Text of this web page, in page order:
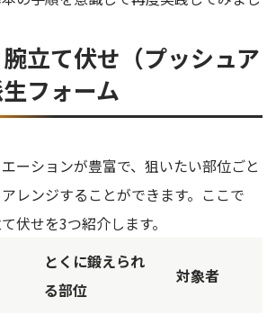
腕立て伏せ（プッシュア
フォーム
ーションが豊富で、狙いたい部位ごと
レンジすることができます。ここで
伏せを3つ紹介します。
とくに鍛えられ
る部位
対象者